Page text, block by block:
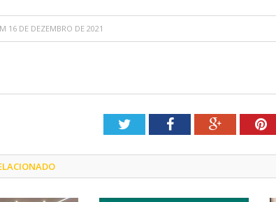
16 DE DEZEMBRO DE 2021
TwitterFacebookGoogle+